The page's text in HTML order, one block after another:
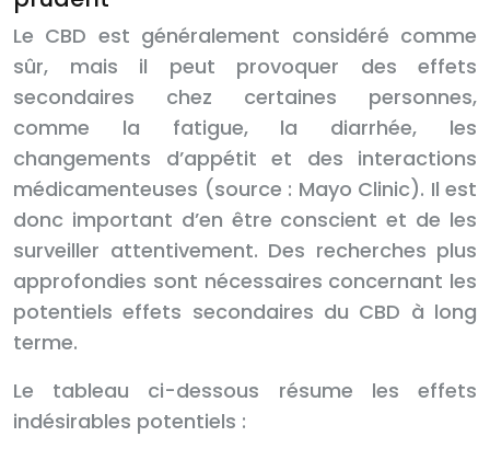
Le CBD est généralement considéré comme
sûr, mais il peut provoquer des effets
secondaires chez certaines personnes,
comme la fatigue, la diarrhée, les
changements d’appétit et des interactions
médicamenteuses (source : Mayo Clinic). Il est
donc important d’en être conscient et de les
surveiller attentivement. Des recherches plus
approfondies sont nécessaires concernant les
potentiels effets secondaires du CBD à long
terme.
Le tableau ci-dessous résume les effets
indésirables potentiels :